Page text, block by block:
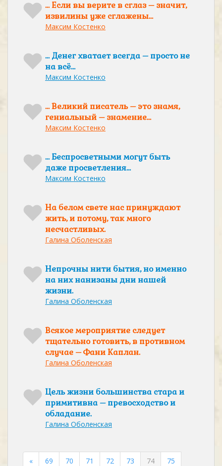
… Если вы верите в сглаз – значит,
извилины уже сглажены…
Максим Костенко
… Денег хватает всегда – просто не
на всё…
Максим Костенко
… Великий писатель – это знамя,
гениальный – знамение…
Максим Костенко
… Беспросветными могут быть
даже просветления…
Максим Костенко
На белом свете нас принуждают
жить, и потому, так много
несчастливых.
Галина Оболенская
Непрочны нити бытия, но именно
на них нанизаны дни нашей
жизни.
Галина Оболенская
Всякое мероприятие следует
тщательно готовить, в противном
случае – Фани Каплан.
Галина Оболенская
Цель жизни большинства стара и
примитивна – превосходство и
обладание.
Галина Оболенская
« 69 70 71 72 73 74
75